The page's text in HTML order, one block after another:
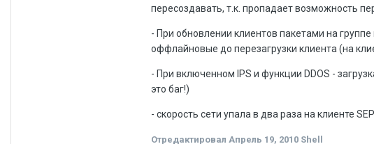
пересоздавать, т.к. пропадает возможность
- При обновлении клиентов пакетами на
оффлайновые до перезагрузки клиента (на
- При включенном IPS и функции DDOS -
это баг!)
- скорость сети упала в два раза на клиенте
Отредактировал Апрель 19, 2010 Shell